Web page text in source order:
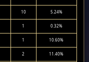
10 5.24%
1 0.32%
1 10.60%
2 11.40%